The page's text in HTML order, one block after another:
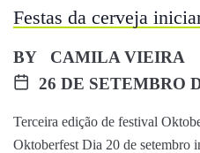
Festas da cerveja
BY
CAMILA VIEIRA
26 DE SETEMBRO
Terceira edição de festival
Oktoberfest Dia 20 de setembro